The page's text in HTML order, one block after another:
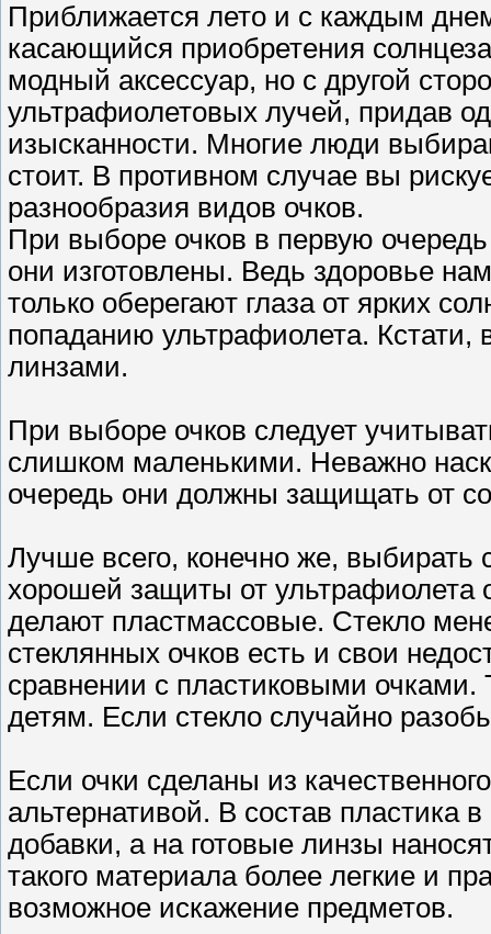
Приближается лето и с каждым
касающийся приобретения
модный аксессуар, но с другой
ультрафиолетовых лучей, придав
изысканности. Многие люди
стоит. В противном случае вы
разнообразия видов очков.
При выборе очков в первую
они изготовлены. Ведь здоровье
только оберегают глаза от ярких
попаданию ультрафиолета.
линзами.
При выборе очков следует
слишком маленькими. Неважно
очередь они должны защищать от
Лучше всего, конечно же,
хорошей защиты от ультрафиолета
делают пластмассовые. Стекло
стеклянных очков есть и свои
сравнении с пластиковыми очками.
детям. Если стекло случайно
Если очки сделаны из
альтернативой. В состав пластика
добавки, а на готовые линзы
такого материала более легкие и
возможное искажение предметов.